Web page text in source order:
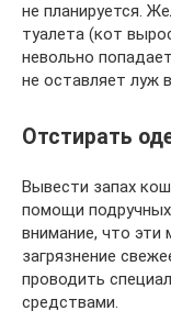
не планируется.
туалета (кот
невольно
не оставляет луж
Отстирать
Вывести запах
помощи
внимание, что эти
загрязнение
проводить
средствами.